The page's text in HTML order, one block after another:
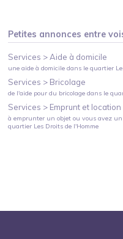
Petites annonces entre
Services >Aide à domicile
une aide à domicile dans le quartier
Services > Bricolage
de l'aide pour du bricolage dans le
Services > Emprunt et
à emprunter un objet ou vous avez un
quartier Les Droits de l'Homme